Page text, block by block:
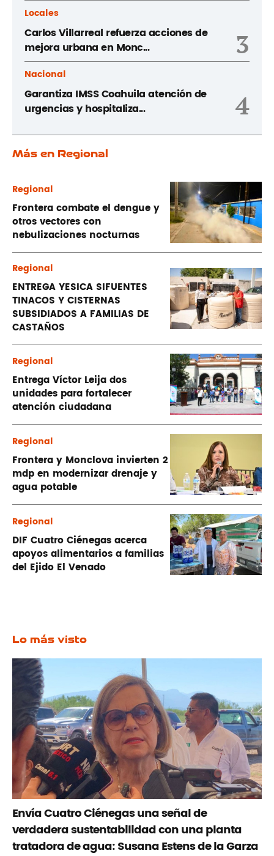
Locales
Carlos Villarreal refuerza acciones de
mejora urbana en Monc...
3
Nacional
Garantiza IMSS Coahuila atención de
urgencias y hospitaliza...
4
Más en Regional
Regional
Frontera combate el dengue y
otros vectores con
nebulizaciones nocturnas
Regional
ENTREGA YESICA SIFUENTES
TINACOS Y CISTERNAS
SUBSIDIADOS A FAMILIAS DE
CASTAÑOS
Regional
Entrega Víctor Leija dos
unidades para fortalecer
atención ciudadana
Regional
Frontera y Monclova invierten 2
mdp en modernizar drenaje y
agua potable
Regional
DIF Cuatro Ciénegas acerca
apoyos alimentarios a familias
del Ejido El Venado
Lo más visto
Envía Cuatro Ciénegas una señal de
verdadera sustentabilidad con una planta
tratadora de agua: Susana Estens de la Garza